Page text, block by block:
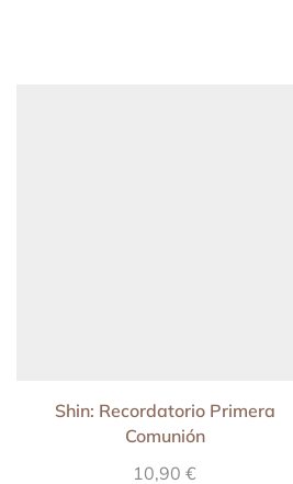
Shin: Recordatorio Primera
Comunión
10,90 €